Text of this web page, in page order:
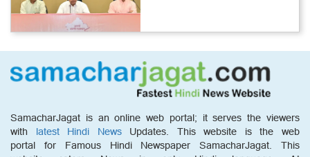
SamacharJagat is an online web portal; it serves the viewers
with latest Hindi NewsUpdates. This website is the web
portal for Famous Hindi Newspaper SamacharJagat. This